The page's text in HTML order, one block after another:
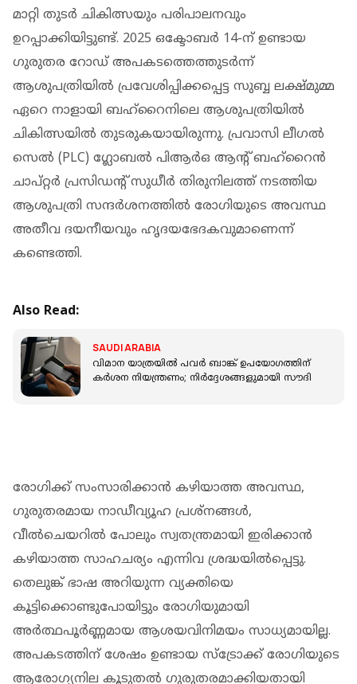
മാറ്റി തുടർ ചികിത്സയും പരിപാലനവും
ഉറപ്പാക്കിയിട്ടുണ്ട്. 2025 ഒക്ടോബർ 14-ന് ഉണ്ടായ
ഗുരുതര റോഡ് അപകടത്തെത്തുടർന്ന്
ആശുപത്രിയിൽ പ്രവേശിപ്പിക്കപ്പെട്ട സുബ്ബ ലക്ഷ്മുമ്മ
ഏറെ നാളായി ബഹ്റൈനിലെ ആശുപത്രിയിൽ
ചികിത്സയിൽ തുടരുകയായിരുന്നു. പ്രവാസി ലീഗൽ
സെൽ (PLC) ഗ്ലോബൽ പിആർഒ ആന്റ് ബഹ്റൈൻ
ചാപ്റ്റർ പ്രസിഡന്റ് സുധീർ തിരുനിലത്ത് നടത്തിയ
ആശുപത്രി സന്ദർശനത്തിൽ രോഗിയുടെ അവസ്ഥ
അതീവ ദയനീയവും ഹൃദയഭേദകവുമാണെന്ന്
കണ്ടെത്തി.
Also Read:
SAUDI ARABIA
വിമാന യാത്രയിൽ പവർ ബാങ്ക് ഉപയോ​ഗത്തിന്
കർശന നിയന്ത്രണം; നിർദ്ദേശങ്ങളുമായി സൗദി
രോഗിക്ക് സംസാരിക്കാൻ കഴിയാത്ത അവസ്ഥ,
ഗുരുതരമായ നാഡീവ്യൂഹ പ്രശ്നങ്ങൾ,
വീൽചെയറിൽ പോലും സ്വതന്ത്രമായി ഇരിക്കാൻ
കഴിയാത്ത സാഹചര്യം എന്നിവ ശ്രദ്ധയിൽപ്പെട്ടു.
തെലുങ്ക് ഭാഷ അറിയുന്ന വ്യക്തിയെ
കൂട്ടിക്കൊണ്ടുപോയിട്ടും രോഗിയുമായി
അർത്ഥപൂർണ്ണമായ ആശയവിനിമയം സാധ്യമായില്ല.
അപകടത്തിന് ശേഷം ഉണ്ടായ സ്‌ട്രോക്ക് രോഗിയുടെ
ആരോഗ്യനില കൂടുതൽ ഗുരുതരമാക്കിയതായി